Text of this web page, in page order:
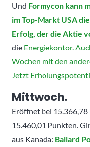
Und Formycon kann
im Top-Markt USA
Erfolg, der die Aktie
die Energiekontor.
Wochen mit den
Jetzt
Mittwoch.
Eröffnet bei
15.460,01 Punkten.
aus Kanada: Ballard